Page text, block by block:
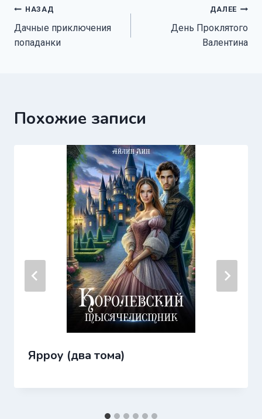
Навигация
по
НАЗАД
Дачные приключения
попаданки
ДАЛЕЕ
День Проклятого
Валентина
Похожие записи
Ярроу (два тома)